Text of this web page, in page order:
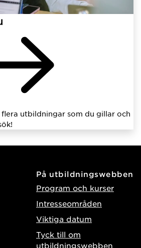
utbildningar som du gillar och
På utbildningswebben
Program och kurser
Intresseområden
Viktiga datum
Tyck till om
utbildningswebben